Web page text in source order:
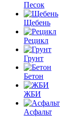
Песок
Щебень
Рецикл
Грунт
Бетон
ЖБИ
Асфальт